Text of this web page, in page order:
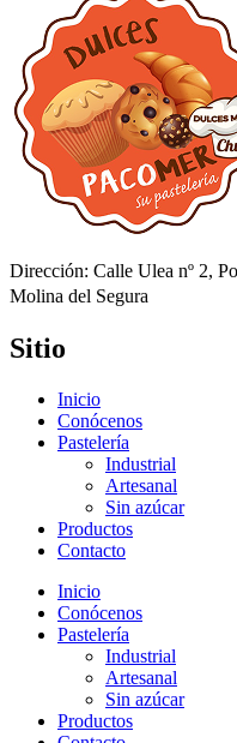
Dirección: Calle Ulea nº 2,
Molina del Segura
Sitio
Inicio
Conócenos
Pastelería
Industrial
Artesanal
Sin azúcar
Productos
Contacto
Inicio
Conócenos
Pastelería
Industrial
Artesanal
Sin azúcar
Productos